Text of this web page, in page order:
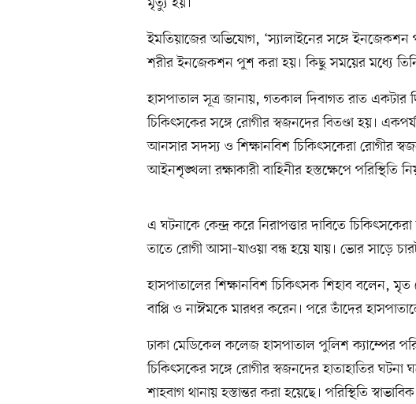
ইমতিয়াজের অভিযোগ, ‘স্যালাইনের সঙ্গে
শরীর ইনজেকশন পুশ করা হয়। কিছু সময়ের মধ্যে তিনি
হাসপাতাল সূত্র জানায়, গতকাল দিবাগত রাত একটার
চিকিৎসকের সঙ্গে রোগীর স্বজনদের বিতণ্ডা হয়।
আনসার সদস্য ও শিক্ষানবিশ চিকিৎসকেরা রোগীর
আইনশৃঙ্খলা রক্ষাকারী বাহিনীর হস্তক্ষেপে পরিস্থিতি
এ ঘটনাকে কেন্দ্র করে নিরাপত্তার দাবিতে
তাতে রোগী আসা–যাওয়া বন্ধ হয়ে যায়। ভোর সাড়ে
হাসপাতালের শিক্ষানবিশ চিকিৎসক শিহাব বলেন,
বাপ্পি ও নাঈমকে মারধর করেন। পরে তাঁদের
ঢাকা মেডিকেল কলেজ হাসপাতাল পুলিশ ক্যাম্পের
চিকিৎসকের সঙ্গে রোগীর স্বজনদের হাতাহাতির
শাহবাগ থানায় হস্তান্তর করা হয়েছে। পরিস্থিতি